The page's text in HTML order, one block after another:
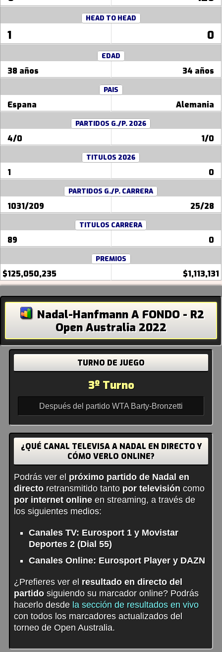
HEAD TO HEAD
1 0
EDAD
38 años 34 años
PAIS
Espana Alemania
PARTIDOS G./P. 2026
4/0 1/0
TITULOS 2026
1 0
PARTIDOS G./P. CARRERA
1031/209 25/28
TITULOS CARRERA
89 0
PREMIOS
$125,050,235 $1,113,131
Nadal-Hanfmann A FONDO - R2
Open Australia 2022
TURNO DE JUEGO
3º Turno
Después del partido WTA Barty-Bronzetti
¿QUÉ CANAL TELEVISA A NADAL EN DIRECTO Y
CÓMO VERLO ONLINE?
Podrás ver el próximo partido de Nadal en
directoretransmitido tanto por televisióncomo
por internet onlineen streaming, a través de
los siguientes medios:
Canales TV: Eurosport 1 y Movistar
Deportes 2 (Dial 55)
Canales Online: Eurosport Player y DAZN
¿Prefieres ver el resultado en directo del
partidosiguiendo su marcador online? Podrás
hacerlo desde la sección de resultados en vivo
con todos los marcadores actualizados del
torneo de Open Australia.